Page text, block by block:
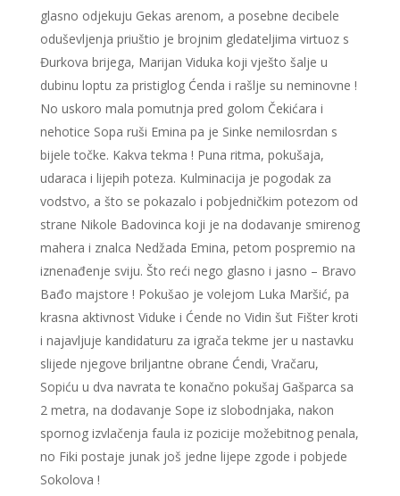
glasno odjekuju Gekas arenom, a posebne decibele
oduševljenja priuštio je brojnim gledateljima virtuoz s
Đurkova brijega, Marijan Viduka koji vješto šalje u
dubinu loptu za pristiglog Ćenda i rašlje su neminovne !
No uskoro mala pomutnja pred golom Čekićara i
nehotice Sopa ruši Emina pa je Sinke nemilosrdan s
bijele točke. Kakva tekma ! Puna ritma, pokušaja,
udaraca i lijepih poteza. Kulminacija je pogodak za
vodstvo, a što se pokazalo i pobjedničkim potezom od
strane Nikole Badovinca koji je na dodavanje smirenog
mahera i znalca Nedžada Emina, petom pospremio na
iznenađenje sviju. Što reći nego glasno i jasno – Bravo
Bađo majstore ! Pokušao je volejom Luka Maršić, pa
krasna aktivnost Viduke i Ćende no Vidin šut Fišter kroti
i najavljuje kandidaturu za igrača tekme jer u nastavku
slijede njegove briljantne obrane Ćendi, Vračaru,
Sopiću u dva navrata te konačno pokušaj Gašparca sa
2 metra, na dodavanje Sope iz slobodnjaka, nakon
spornog izvlačenja faula iz pozicije možebitnog penala,
no Fiki postaje junak još jedne lijepe zgode i pobjede
Sokolova !